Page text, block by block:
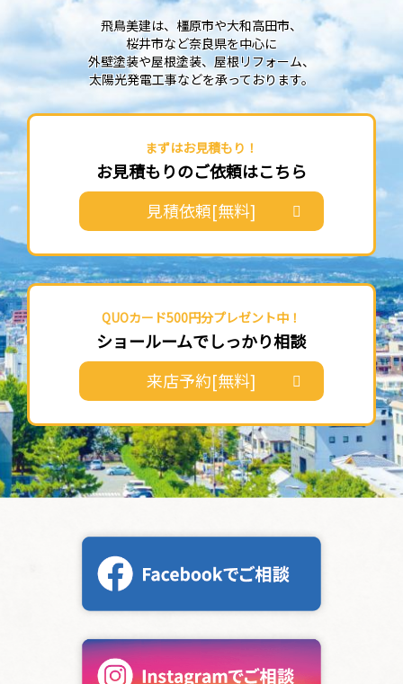
飛鳥美建は、橿原市や大和高田市、
桜井市など奈良県を中心に
外壁塗装や屋根塗装、屋根リフォーム、
太陽光発電工事などを承っております。
まずはお見積もり！
お見積もりのご依頼はこちら
見積依頼[無料]
QUOカード500円分プレゼント中！
ショールームでしっかり相談
来店予約[無料]